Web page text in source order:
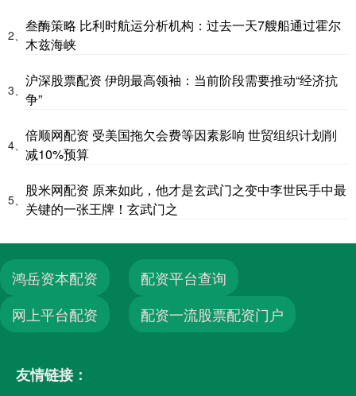
2、
叁酶策略 比利时航运分析机构：过去一天7艘船通过霍尔
木兹海峡
3、
沪深股票配资 伊朗最高领袖：当前阶段需要推动“经济抗
争”
4、
倍顺网配资 受美国拖欠会费等因素影响 世贸组织计划削
减10%预算
5、
股米网配资 原来如此，他才是玄武门之变中李世民手中最
关键的一张王牌！玄武门之
鸿岳资本配资
配资平台查询
网上平台配资
配资一流股票配资门户
友情链接：